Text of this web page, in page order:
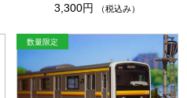
3,300円
（税込み）